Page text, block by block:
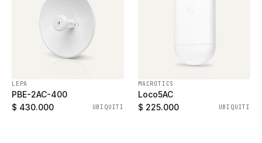
LEPA
PBE-2AC-400
$ 430.000
UBIQUITI
MACROTICS
Loco5AC
$ 225.000
UBIQUITI